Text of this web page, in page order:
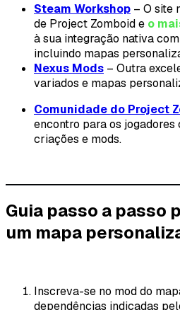
Steam Workshop – O site
de Project Zomboid e o
à sua integração nativa
incluindo mapas
Nexus Mods – Outra
variados e mapas
Comunidade do Project
encontro para os
criações e mods.
Guia passo a passo
um mapa
Inscreva-se no mod do
dependências indicadas